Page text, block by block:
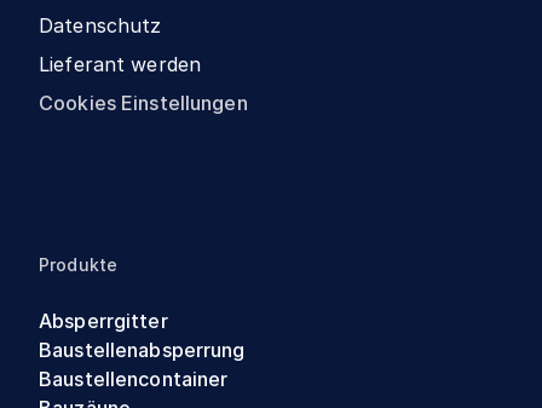
Datenschutz
Lieferant werden
Cookies Einstellungen
Produkte
Absperrgitter
Baustellenabsperrung
Baustellencontainer